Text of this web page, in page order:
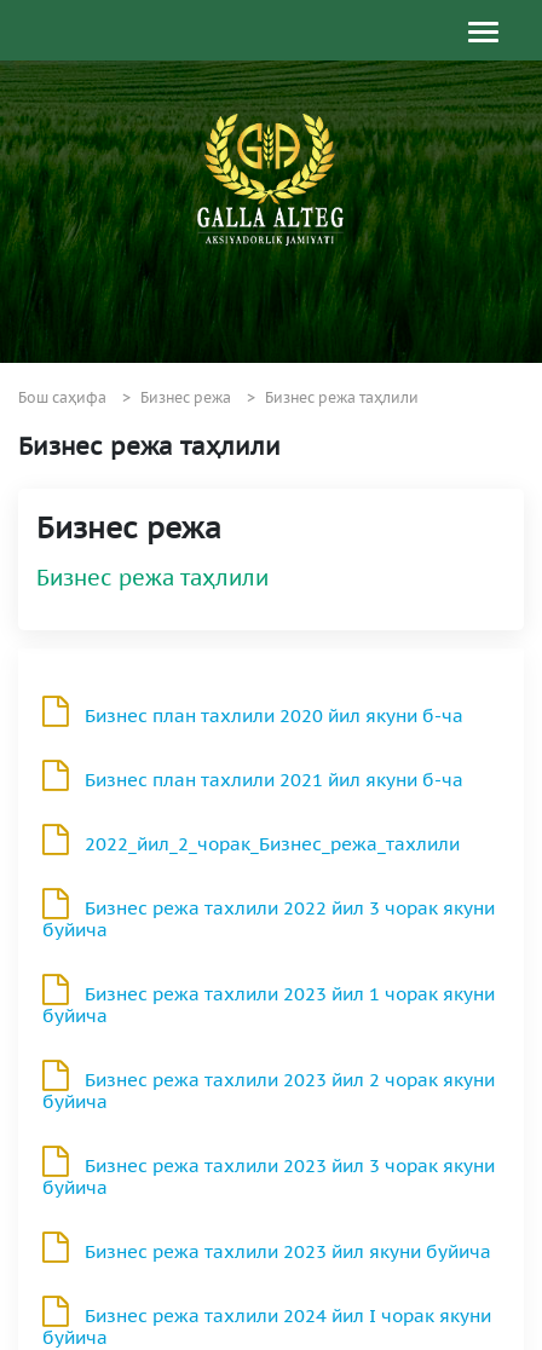
Бош саҳифа Бизнес режа Бизнес режа таҳлили
Бизнес режа таҳлили
Бизнес режа тахлили 2024 йил I чорак якуни
буйича
Бизнес режа тахлили 2023 йил якуни буйича
Бизнес режа тахлили 2023 йил 3 чорак якуни
буйича
Бизнес режа тахлили 2023 йил 2 чорак якуни
буйича
Бизнес режа тахлили 2023 йил 1 чорак якуни
буйича
Бизнес режа тахлили 2022 йил 3 чорак якуни
буйича
2022_йил_2_чорак_Бизнес_режа_тахлили
Бизнес план тахлили 2021 йил якуни б-ча
Бизнес план тахлили 2020 йил якуни б-ча
Бизнес режа
Бизнес режа таҳлили